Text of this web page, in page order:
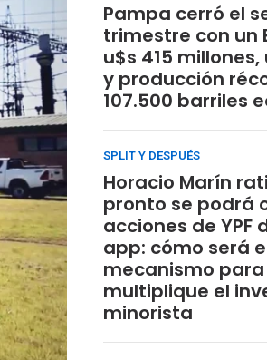
Pampa cerró el
trimestre con un
u$s 415 millones,
y producción
107.500 barriles
SPLIT Y DESPUÉS
Horacio Marín
pronto se podrá
acciones de YPF
app: cómo será
mecanismo para
multiplique el
minorista